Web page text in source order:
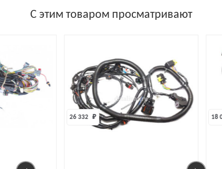
С этим товаром просматривают
18 083 ₽